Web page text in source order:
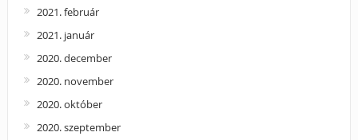
2021. február
2021. január
2020. december
2020. november
2020. október
2020. szeptember